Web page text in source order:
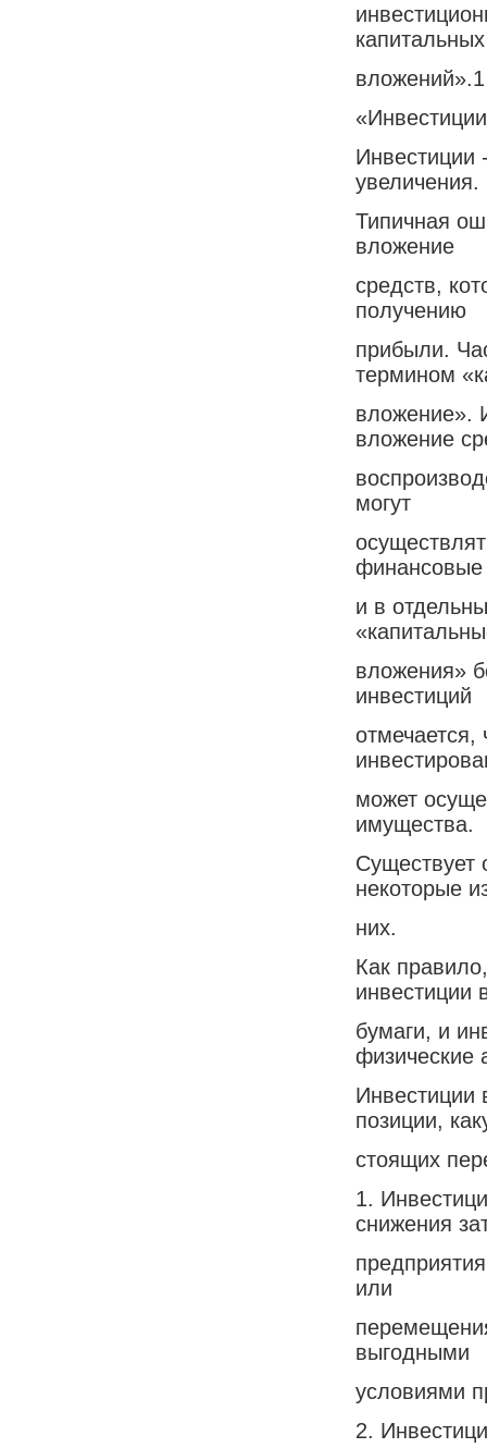
капитальных
вложений».1
Инвестиции
увеличения.
Типичная
вложение
средств,
получению
прибыли.
термином
вложение».
вложение
могут
финансовые
и в
вложения»
инвестиций
может
имущества.
Существует
некоторые
них.
Как
инвестиции
бумаги, и
физические
Инвестиции
позиции,
стоящих
1.
снижения
или
выгодными
условиями
2.